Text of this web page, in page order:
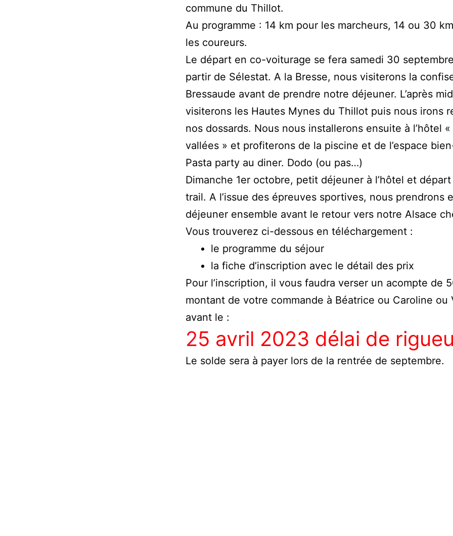
commune du Thillot.
Au programme : 14 km pour les marcheurs, 14 ou 30
les coureurs.
Le départ en co-voiturage se fera samedi 30
partir de Sélestat. A la Bresse, nous visiterons la
Bressaude avant de prendre notre déjeuner. L’après
visiterons les Hautes Mynes du Thillot puis nous irons
nos dossards. Nous nous installerons ensuite à l’hôtel «
vallées » et profiterons de la piscine et de l’espace
Pasta party au diner. Dodo (ou pas…)
Dimanche 1er octobre, petit déjeuner à l’hôtel et
trail. A l’issue des épreuves sportives, nous prendrons
déjeuner ensemble avant le retour vers notre Alsace
Vous trouverez ci-dessous en téléchargement :
le programme du séjour
la fiche d’inscription avec le détail des prix
Pour l’inscription, il vous faudra verser un acompte de
montant de votre commande à Béatrice ou Caroline ou
avant le :
25 avril 2023 délai de
Le solde sera à payer lors de la rentrée de septembre.